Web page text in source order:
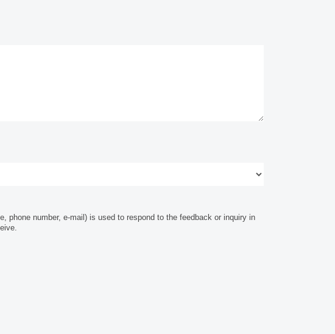
phone number, e-mail) is used to respond to the feedback or inquiry in